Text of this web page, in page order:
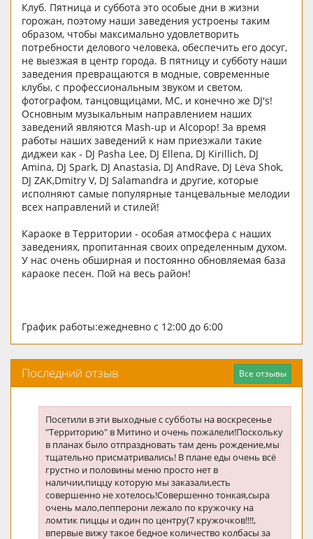
Клуб. Пятница и суббота это особые дни в жизни
горожан, поэтому наши заведения устроены таким
образом, чтобы максимально удовлетворить
потребности делового человека, обеспечить его досуг,
не выезжая в центр города. В пятницу и субботу наши
заведения превращаются в модные, современные
клубы, с профессиональным звуком и светом,
фотографом, танцовщицами, MC, и конечно же DJ's!
Основным музыкальным направлением наших
заведений являются Mash-up и Alcopop! За время
работы наших заведений к нам приезжали такие
диджеи как - DJ Pasha Lee, DJ Ellena, DJ Kirillich, DJ
Amina, DJ Spark, DJ Anastasia, DJ AndRave, DJ Lёva Shok,
DJ ZAK,Dmitry V, DJ Salamandra и другие, которые
исполняют самые популярные танцевальные мелодии
всех направлений и стилей!
Караоке в Территории - особая атмосфера с наших
заведениях, пропитанная своих определенным духом.
У нас очень обширная и постоянно обновляемая база
караоке песен. Пой на весь район!
График работы:ежедневно с 12:00 до 6:00
Все отзывы
Последний отзыв
Посетили в эти выходные с субботы на воскресенье
"Территорию" в Митино и очень пожалели!Поскольку
в планах было отпраздновать там день рождение,мы
тщательно присматривались! В плане еды очень всё
грустно и половины меню просто нет в
наличии,пиццу которую мы заказали,есть
совершенно не хотелось!Совершенно тонкая,сыра
очень мало,пепперони лежало по кружочку на
ломтик пиццы и один по центру(7 кружочков!!!!,
впервые вижу такое бедное количество колбасы за